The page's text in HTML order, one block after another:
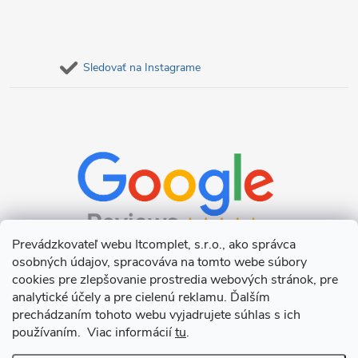
Prevádzkovateľ webu Itcomplet, s.r.o., ako správca
osobných údajov, spracováva na tomto webe súbory
cookies pre zlepšovanie prostredia webových stránok, pre
analytické účely a pre cielenú reklamu. Ďalším
prechádzaním tohoto webu vyjadrujete súhlas s ich
používaním. Viac informáciítu.
Sledovať na Instagrame